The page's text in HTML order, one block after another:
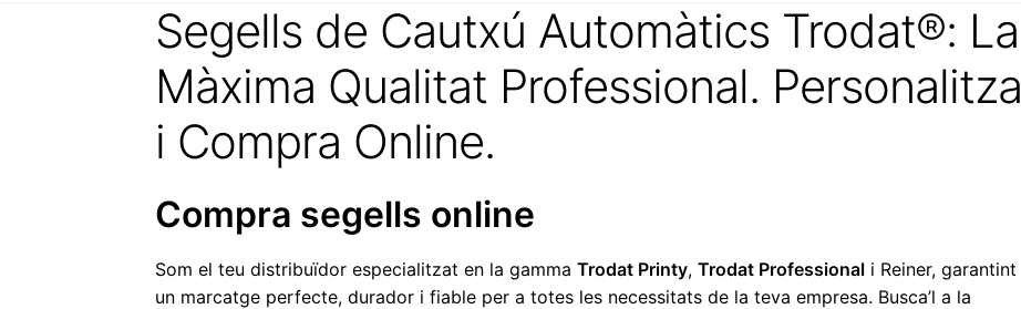
Segells de Cautxú Automàtics Trodat®: La
Màxima Qualitat Professional. Personalitza
i Compra Online.
Compra segells online
Som el teu distribuïdor especialitzat en la gammaTrodat Printy,Trodat Professional i Reiner, garantint
un marcatge perfecte, durador i fiable per a totes les necessitats de la teva empresa. Busca’l a la